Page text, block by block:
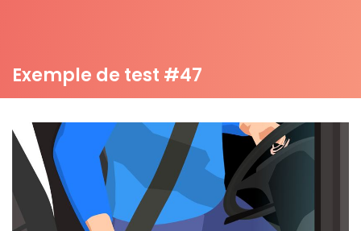
Exemple de test #47